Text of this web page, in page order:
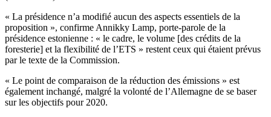
« La présidence n’a modifié aucun des aspects essentiels de la
proposition », confirme Annikky Lamp, porte-parole de la
présidence estonienne : « le cadre, le volume [des crédits de la
foresterie] et la flexibilité de l’ETS » restent ceux qui étaient prévus
par le texte de la Commission.
« Le point de comparaison de la réduction des émissions » est
également inchangé, malgré la volonté de l’Allemagne de se baser
sur les objectifs pour 2020.